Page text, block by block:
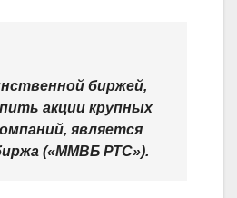
биржей,
акции крупных
является
(«ММВБ РТС»).